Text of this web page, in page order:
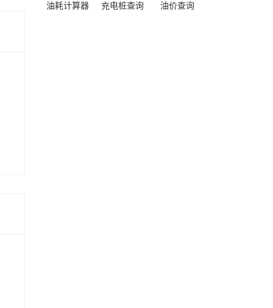
油耗计算器 充电桩查询 油价查询